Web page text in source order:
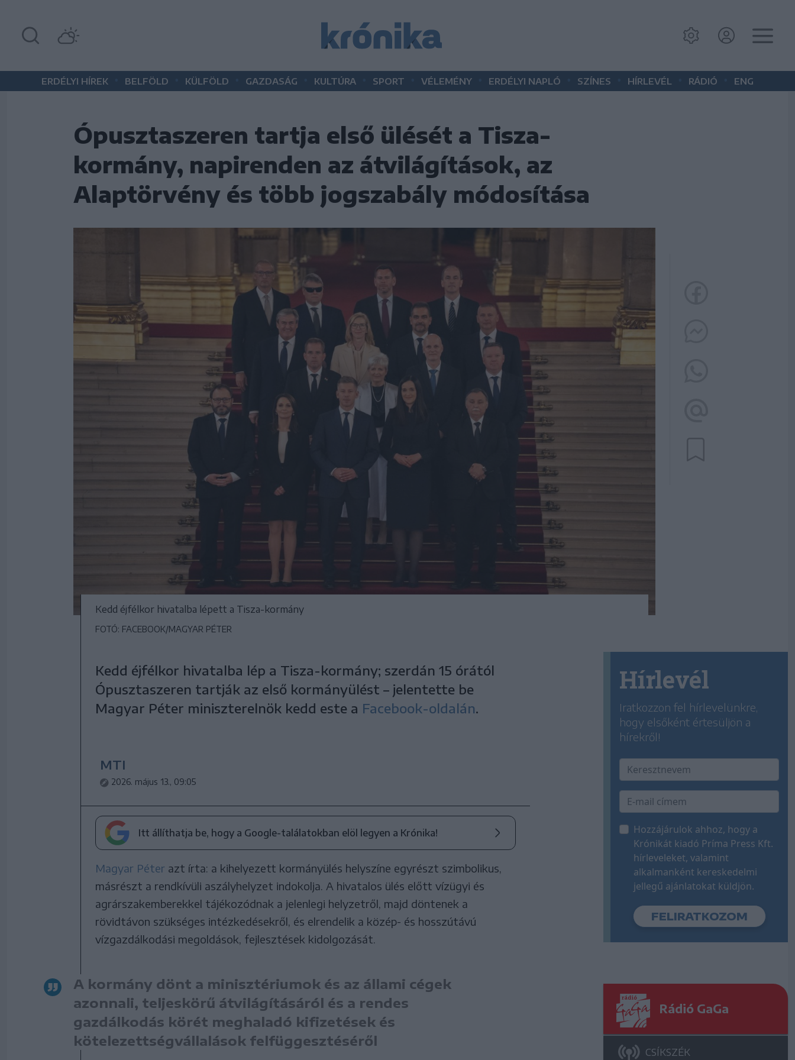
ERDÉLYI HÍREK BELFÖLD KÜLFÖLD GAZDASÁG KULTÚRA SPORT VÉLEMÉNY ERDÉLYI NAPLÓ SZÍNES HÍRLEVÉL RÁDIÓ ENG
Ópusztaszeren tartja első ülését a Tisza-
kormány, napirenden az átvilágítások, az
Alaptörvény és több jogszabály módosítása
Kedd éjfélkor hivatalba lépett a Tisza-kormány
FOTÓ: FACEBOOK/MAGYAR PÉTER
Kedd éjfélkor hivatalba lép a Tisza-kormány; szerdán 15 órától
Ópusztaszeren tartják az első kormányülést – jelentette be
Magyar Péter miniszterelnök kedd este a Facebook-oldalán.
MTI
2026. május 13., 09:05
Itt állíthatja be, hogy a Google-találatokban elöl legyen a Krónika!
Magyar Péter azt írta: a kihelyezett kormányülés helyszíne egyrészt szimbolikus,
másrészt a rendkívüli aszályhelyzet indokolja. A hivatalos ülés előtt vízügyi és
agrárszakemberekkel tájékozódnak a jelenlegi helyzetről, majd döntenek a
rövidtávon szükséges intézkedésekről, és elrendelik a közép- és hosszútávú
vízgazdálkodási megoldások, fejlesztések kidolgozását.
A kormány dönt a minisztériumok és az állami cégek
azonnali, teljeskörű átvilágításáról és a rendes
gazdálkodás körét meghaladó kifizetések és
kötelezettségvállalások felfüggesztéséről
Hírlevél
Iratkozzon fel hírlevelünkre,
hogy elsőként értesüljön a
hírekről!
Hozzájárulok ahhoz, hogy a
Krónikát kiadó Príma Press Kft.
hírleveleket, valamint
alkalmanként kereskedelmi
jellegű ajánlatokat küldjön.
Rádió GaGa
CSÍKSZÉK